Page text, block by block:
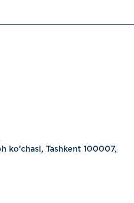
ko'chasi, Tashkent 100007,